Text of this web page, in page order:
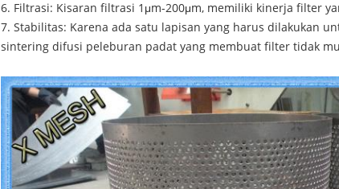
6. Filtrasi: Kisaran filtrasi 1μm-200μm, memiliki kinerja filter
7. Stabilitas: Karena ada satu lapisan yang harus dilakukan
sintering difusi peleburan padat yang membuat filter tidak